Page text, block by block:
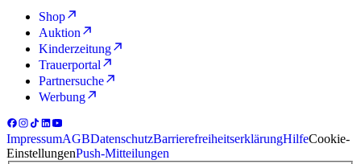
Shop
Auktion
Kinderzeitung
Trauerportal
Partnersuche
Werbung
ImpressumAGBDatenschutzBarrierefreiheitserklärungHilfeCookie-
EinstellungenPush-Mitteilungen